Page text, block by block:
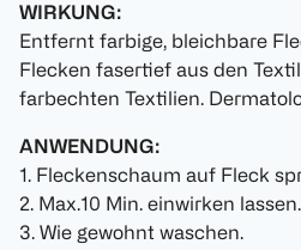
WIRKUNG:
Entfernt farbige, bleichbare
Flecken fasertief aus den
farbechten Textilien.
ANWENDUNG:
1. Fleckenschaum auf Fleck
2. Max.10 Min. einwirken lassen.
3. Wie gewohnt waschen.